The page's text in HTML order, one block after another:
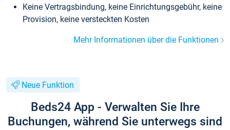
Keine Vertragsbindung, keine Einrichtungsgebühr, keine
Provision, keine versteckten Kosten
Mehr Informationen über die Funktionen
Neue Funktion
Beds24 App - Verwalten Sie Ihre
Buchungen, während Sie unterwegs sind